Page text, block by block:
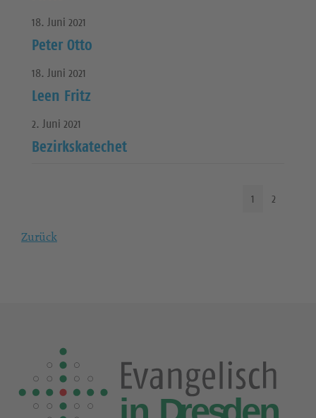
18. Juni 2021
Peter Otto
18. Juni 2021
Leen Fritz
2. Juni 2021
Bezirkskatechet
1 2
Zurück